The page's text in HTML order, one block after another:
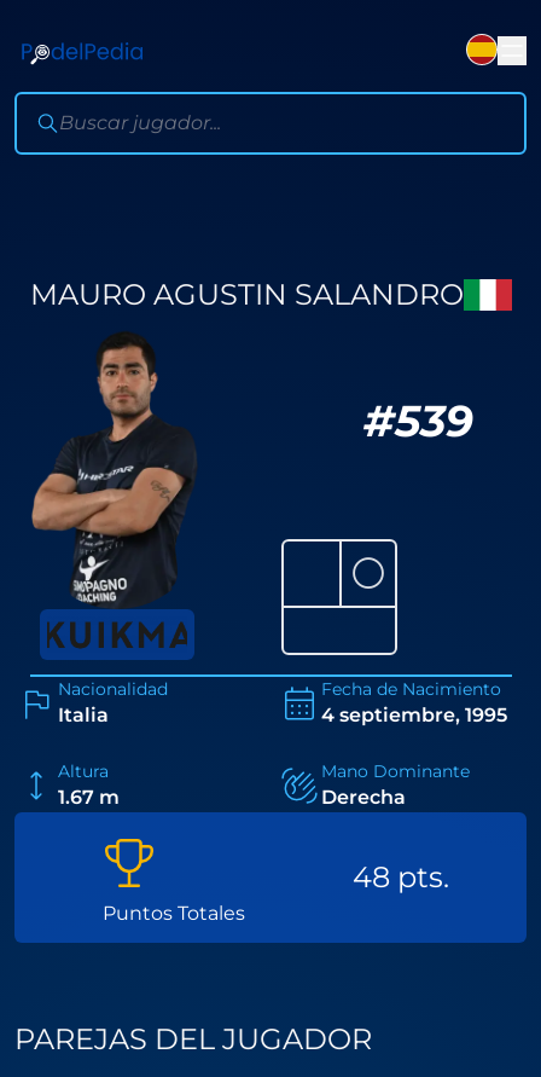
MAURO AGUSTIN SALANDRO
#539
⚪
Nacionalidad
Italia
Fecha de Nacimiento
4 septiembre, 1995
Altura
1.67 m
Mano Dominante
Derecha
Puntos Totales
48 pts.
PAREJAS DEL JUGADOR